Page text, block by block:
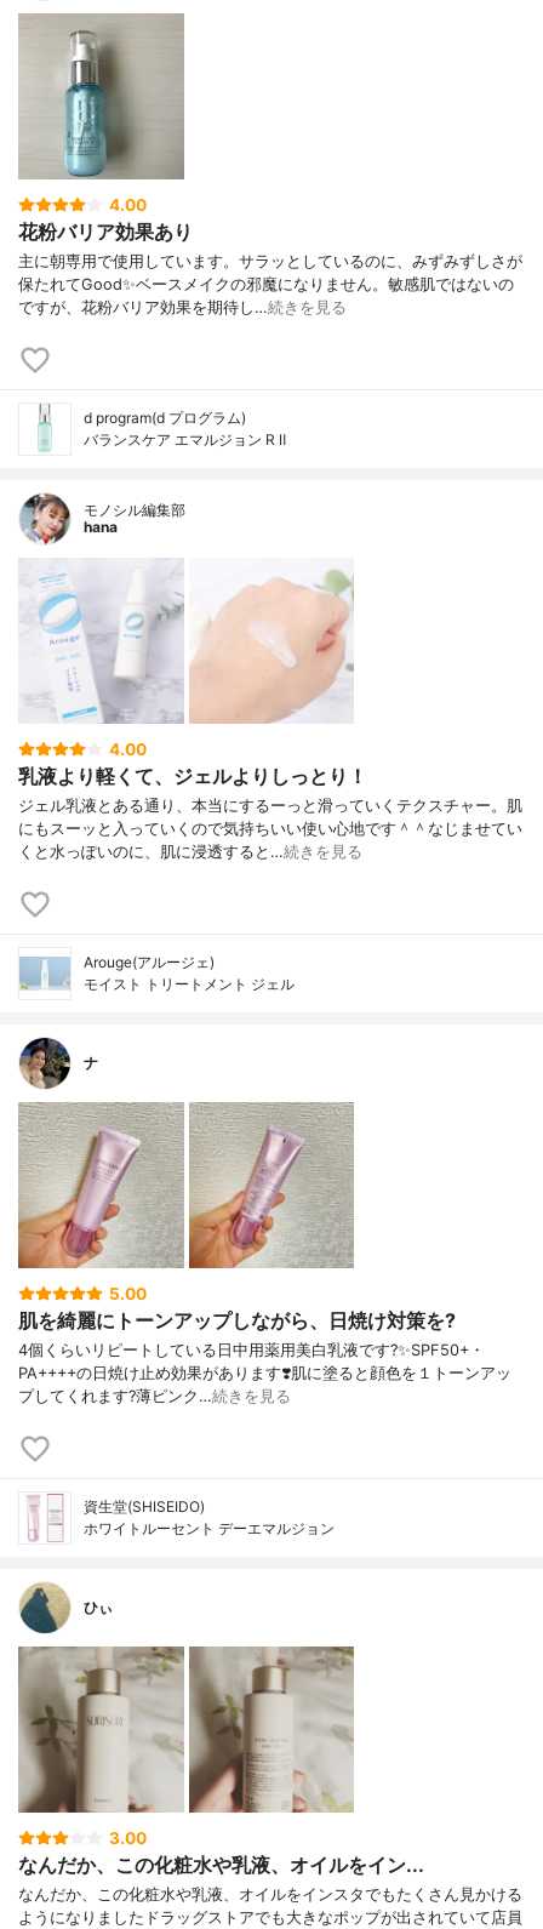
4.00
花粉バリア効果あり
主に朝専用で使用しています。サラッとしているのに、みずみずしさが
保たれてGood✨ベースメイクの邪魔になりません。敏感肌ではないの
ですが、花粉バリア効果を期待し…続きを見る
d program(d プログラム)
バランスケア エマルジョン R Ⅱ
モノシル編集部
hana
4.00
乳液より軽くて、ジェルよりしっとり！
ジェル乳液とある通り、本当にするーっと滑っていくテクスチャー。肌
にもスーッと入っていくので気持ちいい使い心地です＾＾なじませてい
くと水っぽいのに、肌に浸透すると…続きを見る
Arouge(アルージェ)
モイスト トリートメント ジェル
ナ
5.00
肌を綺麗にトーンアップしながら、日焼け対策を?
4個くらいリピートしている日中用薬用美白乳液です?✨SPF50+・
PA++++の日焼け止め効果があります❣️肌に塗ると顔色を１トーンアッ
プしてくれます?薄ピンク…続きを見る
資生堂(SHISEIDO)
ホワイトルーセント デーエマルジョン
ひぃ
3.00
なんだか、この化粧水や乳液、オイルをイン...
なんだか、この化粧水や乳液、オイルをインスタでもたくさん見かける
ようになりましたドラッグストアでも大きなポップが出されていて店員